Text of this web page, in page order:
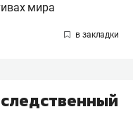
мира